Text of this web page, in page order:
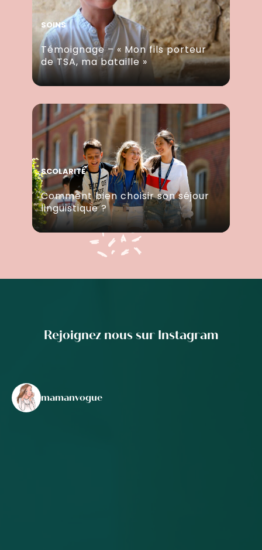
SOINS
Témoignage – « Mon fils porteur
de TSA, ma bataille »
SCOLARITÉ
Comment bien choisir son séjour
linguistique ?
Rejoignez nous sur Instagram
mamanvogue